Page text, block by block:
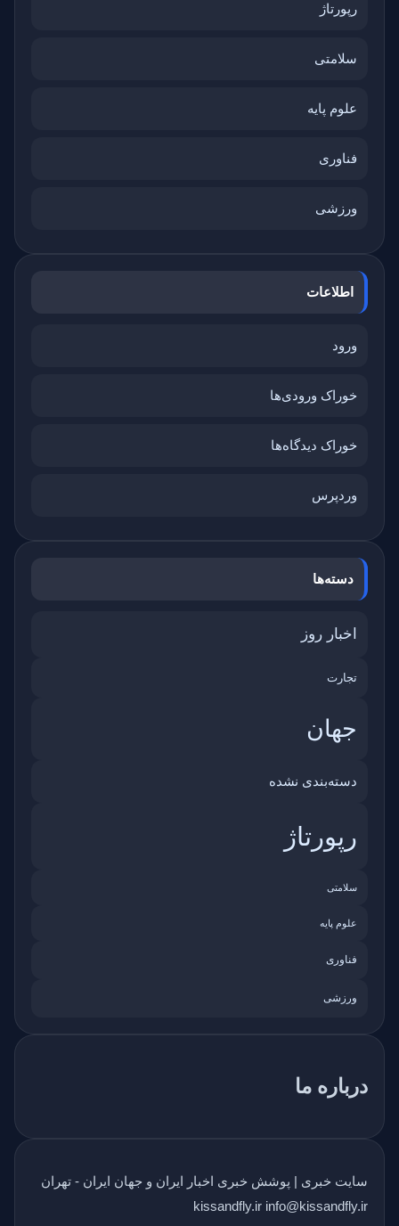
رپورتاژ
سلامتی
علوم پایه
فناوری
ورزشی
اطلاعات
ورود
خوراک ورودی‌ها
خوراک دیدگاه‌ها
وردپرس
دسته‌ها
اخبار روز
تجارت
جهان
دسته‌بندی نشده
رپورتاژ
سلامتی
علوم پایه
فناوری
ورزشی
درباره ما
سایت خبری | پوشش خبری اخبار ایران و جهان ایران - تهران
kissandfly.ir info@kissandfly.ir